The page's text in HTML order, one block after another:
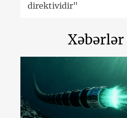
direktividir"
Xəbərlər